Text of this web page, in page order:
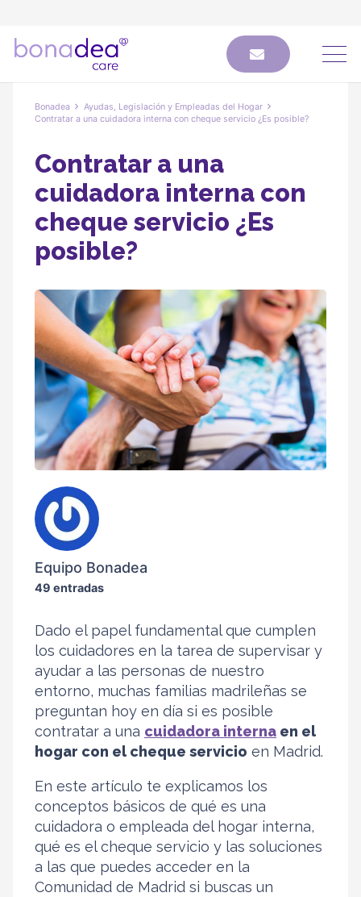
Bonadea
Ayudas, Legislación y Empleadas del Hogar
Contratar a una cuidadora interna con cheque servicio ¿Es posible?
Contratar a una
cuidadora interna con
cheque servicio ¿Es
posible?
Equipo Bonadea
49 entradas
Dado el papel fundamental que cumplen
los cuidadores en la tarea de supervisar y
ayudar a las personas de nuestro
entorno, muchas familias madrileñas se
preguntan hoy en día si es posible
contratar a una cuidadora interna en el
hogar con el cheque servicio en Madrid.
En este artículo te explicamos los
conceptos básicos de qué es una
cuidadora o empleada del hogar interna,
qué es el cheque servicio y las soluciones
a las que puedes acceder en la
Comunidad de Madrid si buscas un